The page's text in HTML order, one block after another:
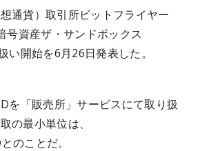
通貨）取引所ビットフライヤー
号資産ザ・サンドボックス
い開始を6月26日発表した。
を「販売所」サービスにて取り扱
の最小単位は、
のことだ。